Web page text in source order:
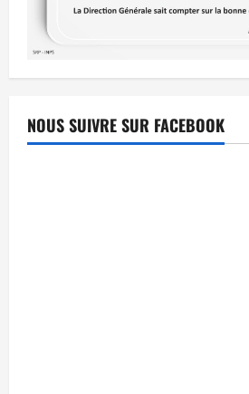
NOUS SUIVRE SUR FACEBOOK